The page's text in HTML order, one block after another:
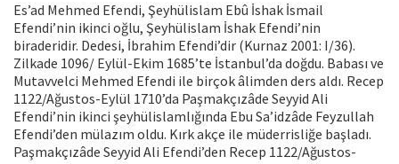
Es’ad Mehmed Efendi, Şeyhülislam Ebû İshak İsmail
Efendi’nin ikinci oğlu, Şeyhülislam İshak Efendi’nin
biraderidir. Dedesi, İbrahim Efendi’dir (Kurnaz 2001: I/36).
Zilkade 1096/ Eylül-Ekim 1685’te İstanbul’da doğdu. Babası ve
Mutavvelci Mehmed Efendi ile birçok âlimden ders aldı. Recep
1122/Ağustos-Eylül 1710’da Paşmakçızâde Seyyid Ali
Efendi’nin ikinci şeyhülislamlığında Ebu Sa’idzâde Feyzullah
Efendi’den mülazım oldu. Kırk akçe ile müderrisliğe başladı.
Paşmakçızâde Seyyid Ali Efendi’den Recep 1122/Ağustos-